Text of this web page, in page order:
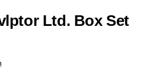
Ltd. Box Set